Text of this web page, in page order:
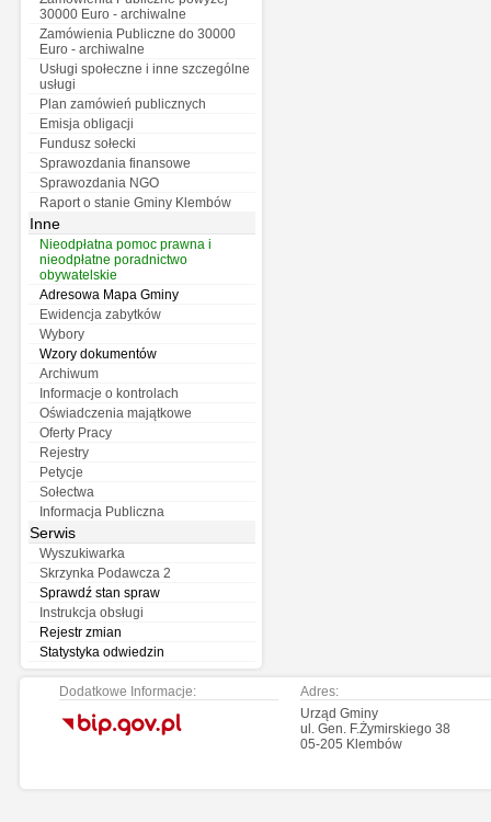
30000 Euro - archiwalne
Zamówienia Publiczne do 30000
Euro - archiwalne
Usługi społeczne i inne szczególne
usługi
Plan zamówień publicznych
Emisja obligacji
Fundusz sołecki
Sprawozdania finansowe
Sprawozdania NGO
Raport o stanie Gminy Klembów
Inne
Nieodpłatna pomoc prawna i
nieodpłatne poradnictwo
obywatelskie
Adresowa Mapa Gminy
Ewidencja zabytków
Wybory
Wzory dokumentów
Archiwum
Informacje o kontrolach
Oświadczenia majątkowe
Oferty Pracy
Rejestry
Petycje
Sołectwa
Informacja Publiczna
Serwis
Wyszukiwarka
Skrzynka Podawcza 2
Sprawdź stan spraw
Instrukcja obsługi
Rejestr zmian
Statystyka odwiedzin
Dodatkowe Informacje:
Adres:
Urząd Gminy
ul. Gen. F.Żymirskiego 38
05-205 Klembów